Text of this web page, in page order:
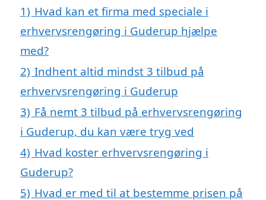
1) Hvad kan et firma med speciale i
erhvervsrengøring i Guderup hjælpe
med?
2) Indhent altid mindst 3 tilbud på
erhvervsrengøring i Guderup
3) Få nemt 3 tilbud på erhvervsrengøring
i Guderup, du kan være tryg ved
4) Hvad koster erhvervsrengøring i
Guderup?
5) Hvad er med til at bestemme prisen på